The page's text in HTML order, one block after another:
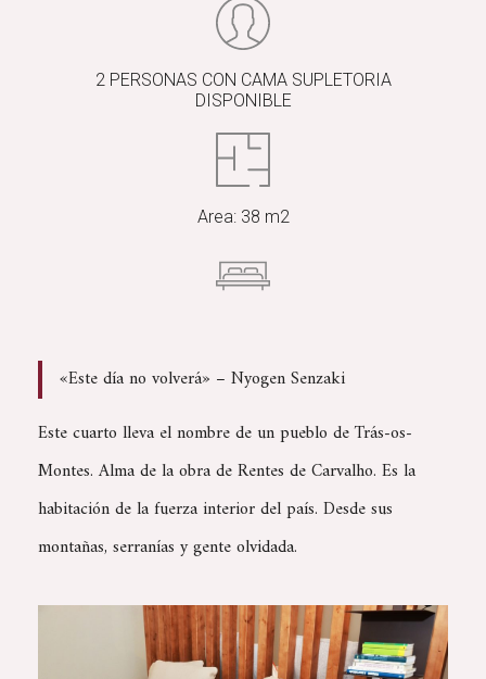
2 PERSONAS CON CAMA SUPLETORIA
DISPONIBLE
Area: 38 m2
«Este día no volverá» – Nyogen Senzaki
Este cuarto lleva el nombre de un pueblo de Trás-os-
Montes. Alma de la obra de Rentes de Carvalho. Es la
habitación de la fuerza interior del país. Desde sus
montañas, serranías y gente olvidada.